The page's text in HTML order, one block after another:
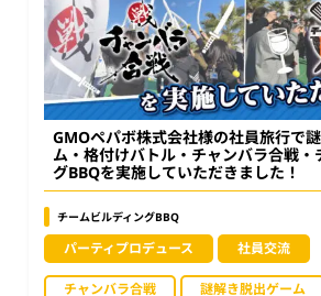
GMOペパボ株式会社様の社員旅行で
ム・格付けバトル・チャンバラ合戦・
グBBQを実施していただきました！
チームビルディングBBQ
パーティプロデュース 社員交流
チャンバラ合戦 謎解き脱出ゲーム